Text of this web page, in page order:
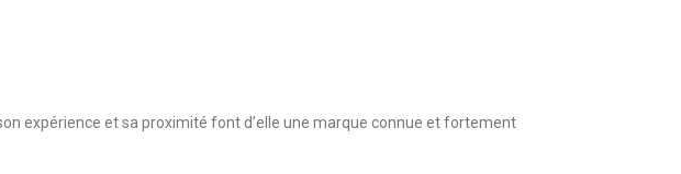
expérience et sa proximité font d’elle une marque connue et fortement